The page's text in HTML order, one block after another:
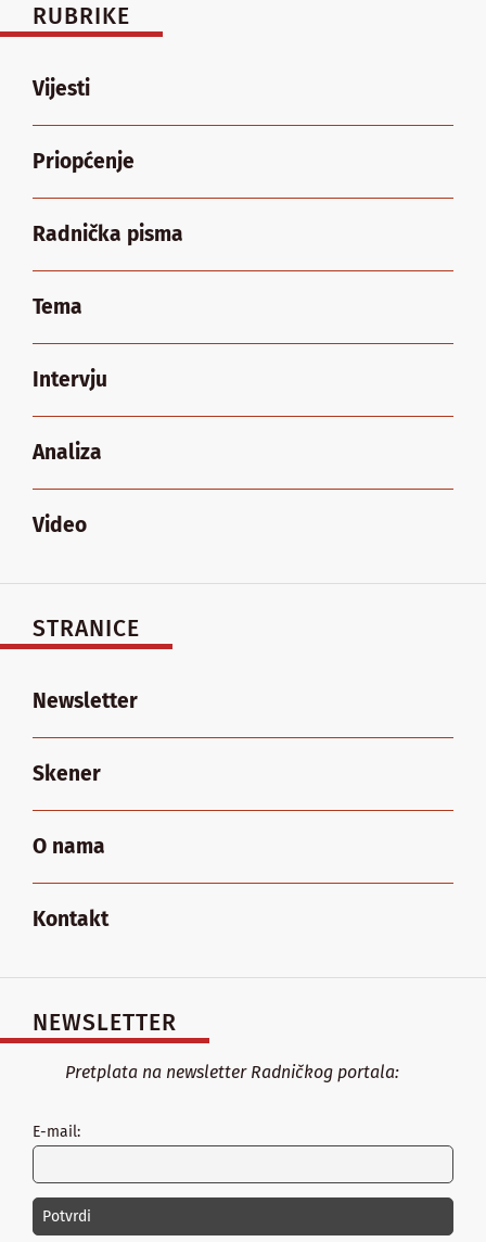
RUBRIKE
Vijesti
Priopćenje
Radnička pisma
Tema
Intervju
Analiza
Video
STRANICE
Newsletter
Skener
O nama
Kontakt
NEWSLETTER
Pretplata na newsletter Radničkog portala:
E-mail: